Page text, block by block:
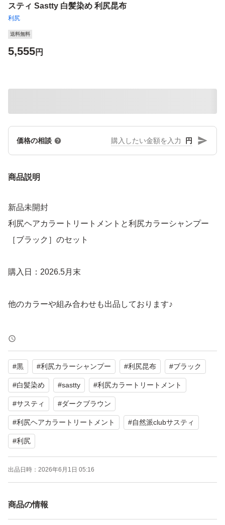
スティ Sastty 白髪染め 利尻昆布
利尻
送料無料
5,555円
価格の相談 円
商品説明
新品未開封
利尻ヘアカラートリートメントと利尻カラーシャンプー
［ブラック］のセット
購入日：2026.5月末
他のカラーや組み合わせも出品しております♪
新品未使用ですが一度人の手に渡った物で自宅保管のお品
とご理解頂ける方のみご購入をお願い致します。
また、購入したばかりですが店頭展示中にパッケージ（外
箱）に色褪せ等がある場合がございます。
完璧をお求めの方は申し訳ございませんがご遠慮下さい。
天然利尻昆布エキス配合で、髪と頭皮にツヤと潤いを与え
ます。
ジアミン、パラベン、鉱物油無添加の自然派処方です。
#黒 #利尻カラーシャンプー #利尻昆布 #ブラック
#白髪染め #sastty #利尻カラートリートメント
#サスティ #ダークブラウン
#利尻ヘアカラートリートメント #自然派clubサスティ
#利尻
出品日時： 2026年6月1日 05:16
商品の情報